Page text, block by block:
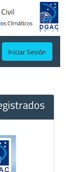
Iniciar Sesión